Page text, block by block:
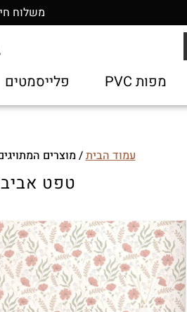
משלוח חינם
מפות PVC פלייסמטים
עמוד הבית/ מוצרים
טפט